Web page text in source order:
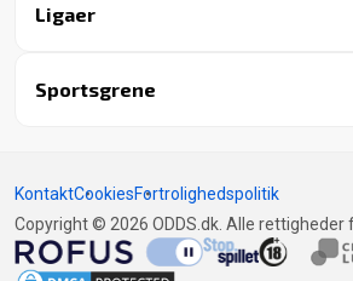
Ligaer
Sportsgrene
KontaktCookiesFortrolighedspolitik
Copyright © 2026 ODDS.dk. Alle rettigheder